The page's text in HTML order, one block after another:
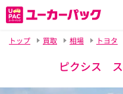
トップ
買取 相場 トヨタ
ピクシス